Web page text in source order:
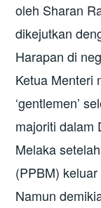
oleh Sharan
dikejutkan
Harapan di
Ketua Menteri
‘gentlemen’
majoriti dalam
Melaka
(PPBM)
Namun